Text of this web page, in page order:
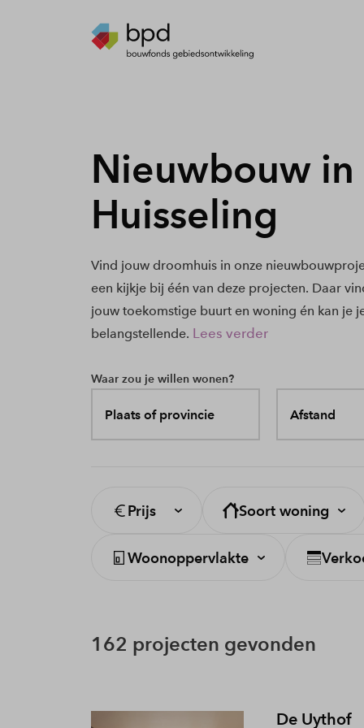
Nieuwbouw in
Huisseling
Vind jouw droomhuis in onze
een kijkje bij één van deze projecten. Daar
jouw toekomstige buurt en woning én kan je
belangstellende. Lees verder
Waar zou je willen wonen?
Plaats of provincie Afstand
Prijs Soort woning
Woonoppervlakte
162 projecten gevonden
De Uythof